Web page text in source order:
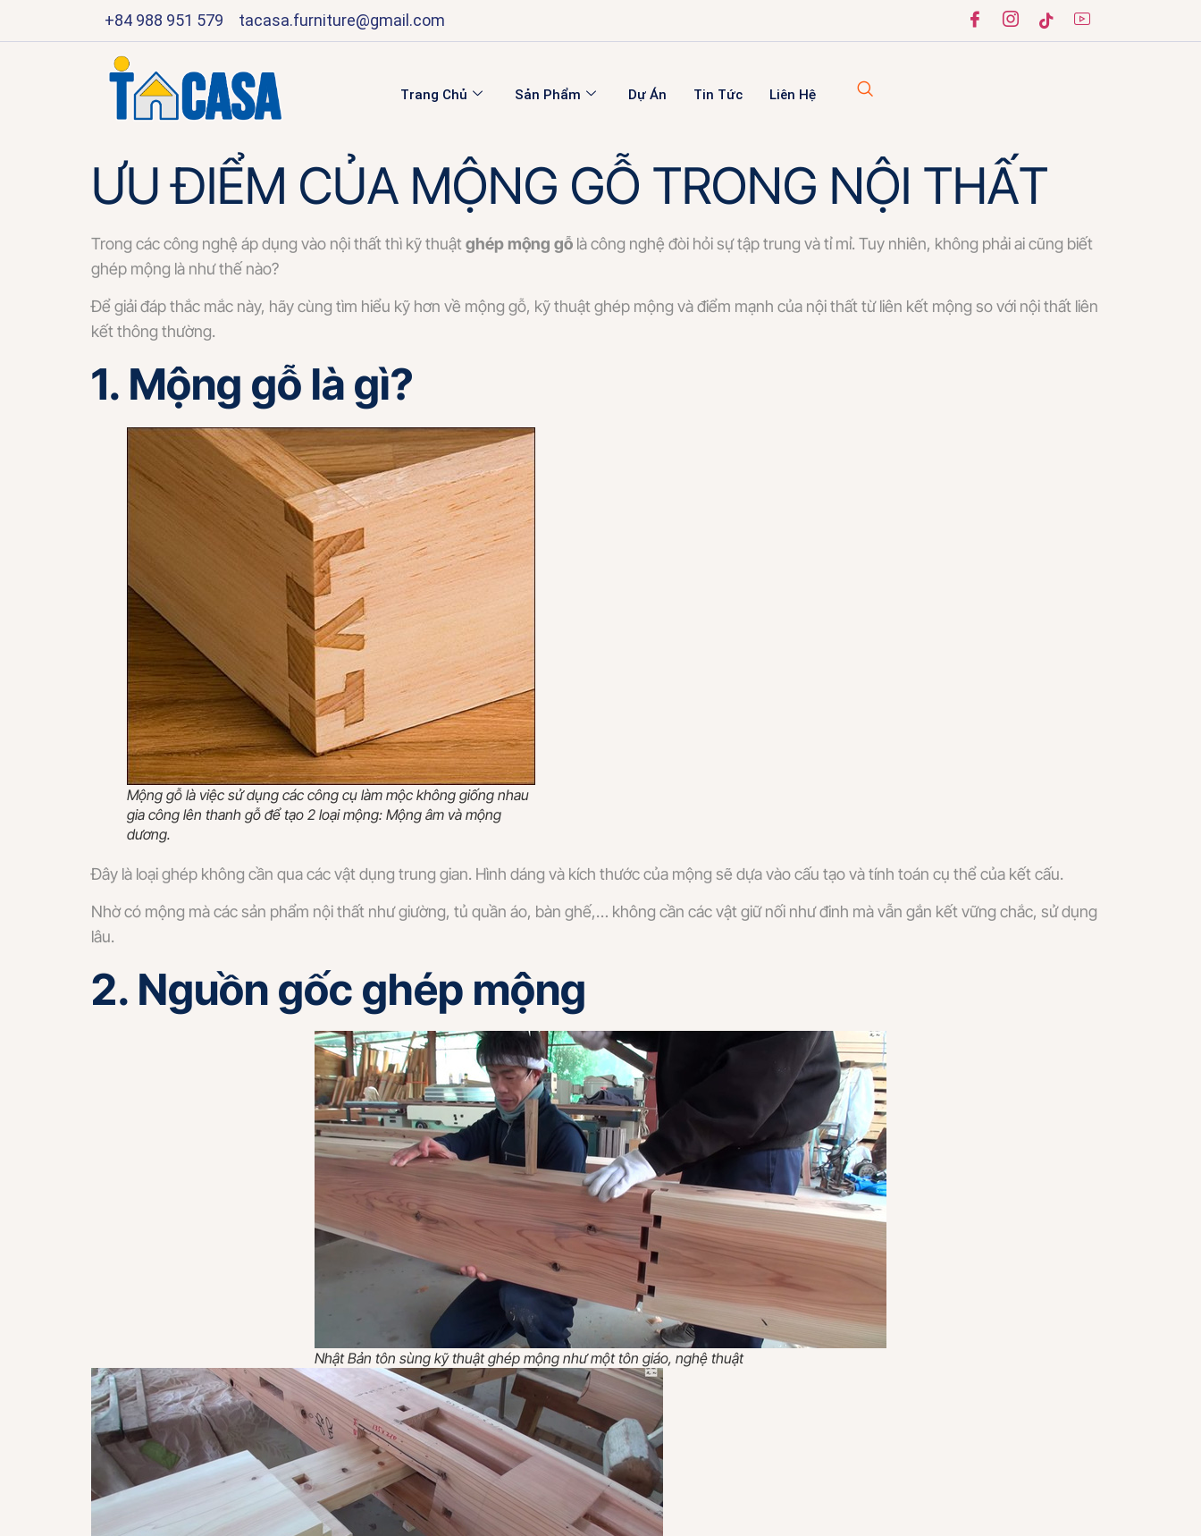
+84 988 951 579 tacasa.furniture@gmail.com
Trang Chủ Sản Phẩm Dự Án Tin Tức Liên Hệ
ƯU ĐIỂM CỦA MỘNG GỖ TRONG NỘI THẤT
Trong các công nghệ áp dụng vào nội thất thì kỹ thuật ghép mộng gỗ là công nghệ đòi hỏi sự tập trung và tỉ mỉ. Tuy nhiên, không phải ai cũng biết
ghép mộng là như thế nào?
Để giải đáp thắc mắc này, hãy cùng tìm hiểu kỹ hơn về mộng gỗ, kỹ thuật ghép mộng và điểm mạnh của nội thất từ liên kết mộng so với nội thất liên
kết thông thường.
1. Mộng gỗ là gì?
Mộng gỗ là việc sử dụng các công cụ làm mộc không giống nhau
gia công lên thanh gỗ để tạo 2 loại mộng: Mộng âm và mộng
dương.
Đây là loại ghép không cần qua các vật dụng trung gian. Hình dáng và kích thước của mộng sẽ dựa vào cấu tạo và tính toán cụ thể của kết cấu.
Nhờ có mộng mà các sản phẩm nội thất như giường, tủ quần áo, bàn ghế,… không cần các vật giữ nối như đinh mà vẫn gắn kết vững chắc, sử dụng
lâu.
2. Nguồn gốc ghép mộng
Nhật Bản tôn sùng kỹ thuật ghép mộng như một tôn giáo, nghệ thuật